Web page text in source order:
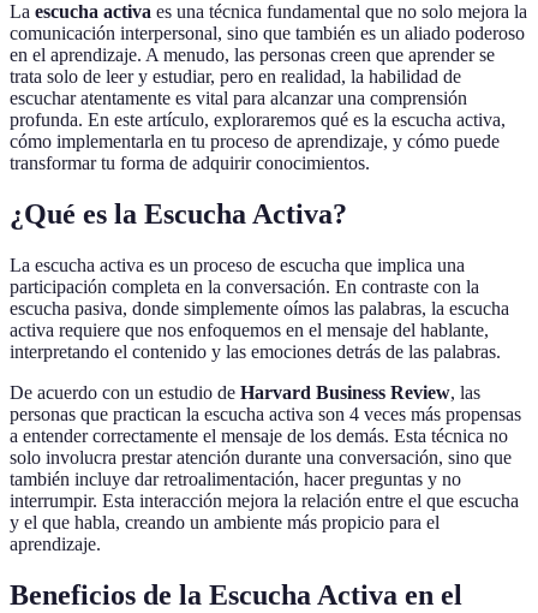
La escucha activa es una técnica fundamental que no solo mejora la
comunicación interpersonal, sino que también es un aliado poderoso
en el aprendizaje. A menudo, las personas creen que aprender se
trata solo de leer y estudiar, pero en realidad, la habilidad de
escuchar atentamente es vital para alcanzar una comprensión
profunda. En este artículo, exploraremos qué es la escucha activa,
cómo implementarla en tu proceso de aprendizaje, y cómo puede
transformar tu forma de adquirir conocimientos.
¿Qué es la Escucha Activa?
La escucha activa es un proceso de escucha que implica una
participación completa en la conversación. En contraste con la
escucha pasiva, donde simplemente oímos las palabras, la escucha
activa requiere que nos enfoquemos en el mensaje del hablante,
interpretando el contenido y las emociones detrás de las palabras.
De acuerdo con un estudio de Harvard Business Review, las
personas que practican la escucha activa son 4 veces más propensas
a entender correctamente el mensaje de los demás. Esta técnica no
solo involucra prestar atención durante una conversación, sino que
también incluye dar retroalimentación, hacer preguntas y no
interrumpir. Esta interacción mejora la relación entre el que escucha
y el que habla, creando un ambiente más propicio para el
aprendizaje.
Beneficios de la Escucha Activa en el